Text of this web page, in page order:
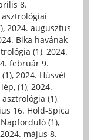
8.
asztrológiai
, 2024. augusztus
Bika havának
(1), 2024.
február 9.
, 2024. Húsvét
(1), 2024.
(1),
16. Hold-Spica
(1),
2024. május 8.